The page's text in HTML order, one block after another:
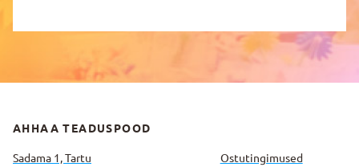
AHHAA TEADUSPOOD
Sadama 1, Tartu
Ostutingimused